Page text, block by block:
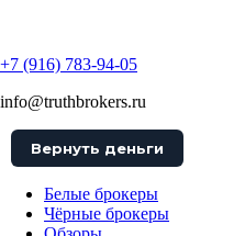
+7 (916) 783-94-05
info@truthbrokers.ru
Вернуть деньги
Белые брокеры
Чёрные брокеры